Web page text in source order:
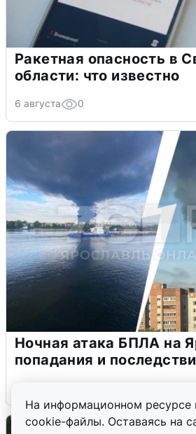
На информационном ресурсе
cookie-файлы. Оставаясь на
Ракетная опасность в
области: что известно
6 августа 0
Ночная атака БПЛА на
попадания и